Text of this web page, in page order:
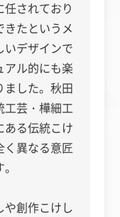
されており
たというメ
いデザインで
アル的にも楽
ました。秋田
工芸・樺細工
ある伝統こけ
く異なる意匠
や創作こけし